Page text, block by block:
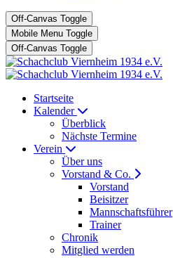
Off-Canvas Toggle
Mobile Menu Toggle
Off-Canvas Toggle
Startseite
Kalender
Überblick
Nächste Termine
Verein
Über uns
Vorstand & Co.
Vorstand
Beisitzer
Mannschaftsführer
Trainer
Chronik
Mitglied werden